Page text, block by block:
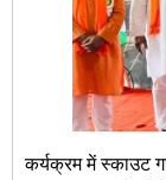
कर्यक्रम में स्काउट